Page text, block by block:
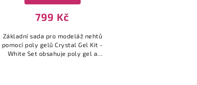
799 Kč
Základní sada pro modeláž nehtů
pomocí poly gelů Crystal Gel Kit -
White Set obsahuje poly gel a